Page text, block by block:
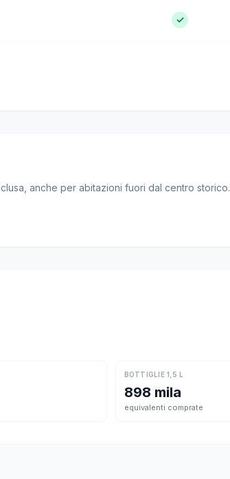
✓
anche per abitazioni fuori dal centro storico.
BOTTIGLIE 1,5 L
898 mila
equivalenti comprate